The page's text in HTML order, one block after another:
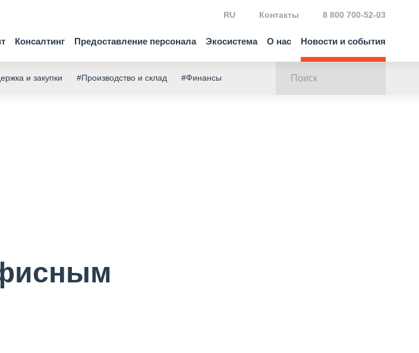
Консалтинг Предоставление персонала Экосистема О нас Новости и события
RU Контакты 8 800 700-52-03
и закупки #Производство и склад #Финансы